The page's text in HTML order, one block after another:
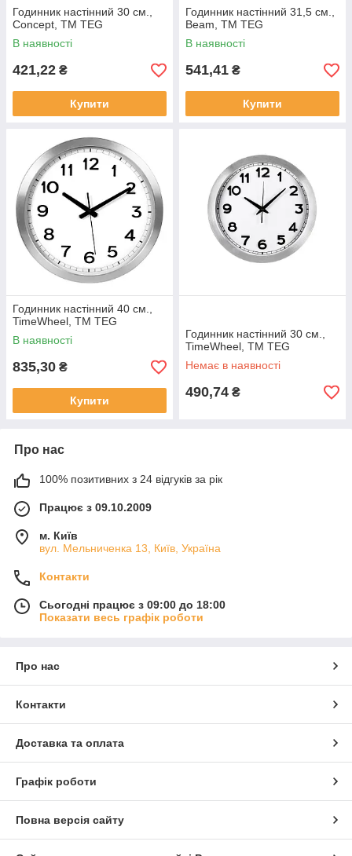
Годинник настінний 30 см.,
Concept, TM TEG
В наявності
421,22 ₴
Купити
Годинник настінний 31,5 см.,
Beam, TM TEG
В наявності
541,41 ₴
Купити
Годинник настінний 40 см.,
TimeWheel, TM TEG
В наявності
835,30 ₴
Купити
Годинник настінний 30 см.,
TimeWheel, TM TEG
Немає в наявності
490,74 ₴
Про нас
100% позитивних з 24 відгуків за рік
Працює з 09.10.2009
м. Київ
вул. Мельниченка 13, Київ, Україна
Контакти
Сьогодні працює з 09:00 до 18:00
Показати весь графік роботи
Про нас
Контакти
Доставка та оплата
Графік роботи
Повна версія сайту